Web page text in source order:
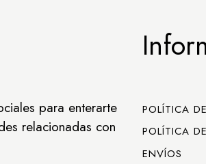
para enterarte
relacionadas con
POLÍTICA
POLÍTICA
ENVÍOS